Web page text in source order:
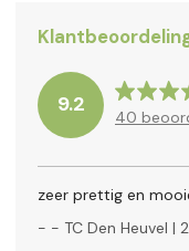
9.2
40
zeer prettig en
- - TC Den Heuvel |